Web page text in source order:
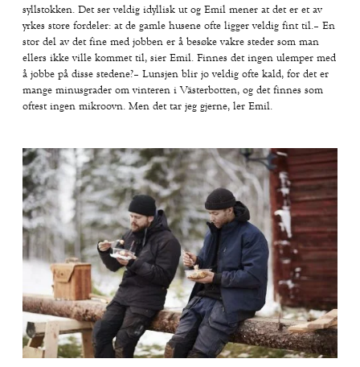
syllstokken. Det ser veldig idyllisk ut og Emil mener at det er et av
yrkes store fordeler: at de gamle husene ofte ligger veldig fint til.– En
stor del av det fine med jobben er å besøke vakre steder som man
ellers ikke ville kommet til, sier Emil. Finnes det ingen ulemper med
å jobbe på disse stedene?– Lunsjen blir jo veldig ofte kald, for det er
mange minusgrader om vinteren i Västerbotten, og det finnes som
oftest ingen mikroovn. Men det tar jeg gjerne, ler Emil.